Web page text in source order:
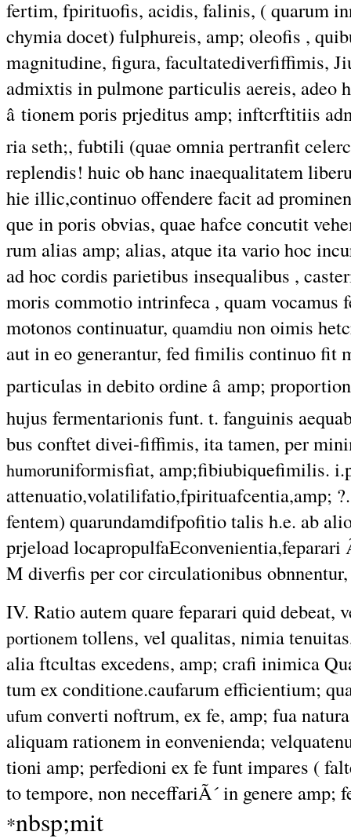
fertim, fpirituofis, acidis, falinis, ( quarum
chymia docet) fulphureis, amp; oleofis ,
magnitudine, figura, facultatediverfiffimis,
admixtis in pulmone particulis aereis, adeo
â tionem poris prjeditus amp; inftcrftitiis
ria seth;, fubtili (quae omnia pertranfit
replendis! huic ob hanc inaequalitatem
hie illic,continuo offendere facit ad
que in poris obvias, quae hafce concutit
rum alias amp; alias, atque ita vario hoc
ad hoc cordis parietibus insequalibus ,
moris commotio intrinfeca , quam vocamus
motonos continuatur, quamdiu non oimis
aut in eo generantur, fed fimilis continuo fit
particulas in debito ordine â amp;
hujus fermentarionis funt. t. fanguinis
bus conftet divei-fiffimis, ita tamen, per
humoruniformisfiat, amp;fibiubiquefimilis.
attenuatio,volatilifatio,fpirituafcentia,amp; ?.
fentem) quarundamdifpofitio talis h.e. ab
prjeload
M diverfis per cor circulationibus
IV. Ratio autem quare feparari quid debeat,
portionem tollens, vel qualitas, nimia
alia ftcultas excedens, amp; crafi inimica
tum ex conditione.caufarum efficientium;
ufum converti noftrum, ex fe, amp; fua
aliquam rationem in eonvenienda;
tioni amp; perfedioni ex fe funt impares (
to tempore, non neceffariÃ´ in genere amp;
*nbsp;mit